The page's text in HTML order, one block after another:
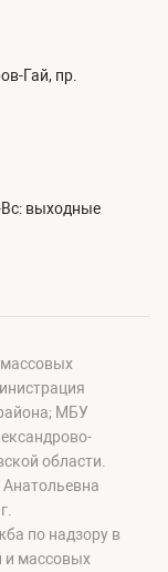
Гай, пр.
выходные
МБУ
области.
по надзору в
и массовых